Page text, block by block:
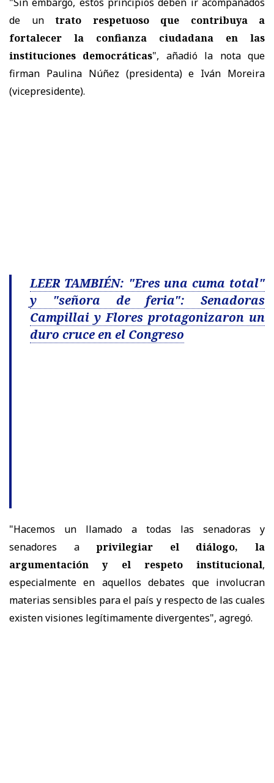
de un trato respetuoso que contribuya a
fortalecer la confianza ciudadana en las
instituciones democráticas", añadió la nota que
firman Paulina Núñez (presidenta) e Iván Moreira
(vicepresidente).
LEER TAMBIÉN: "Eres una cuma total"
y "señora de feria": Senadoras
Campillai y Flores protagonizaron un
duro cruce en el Congreso
"Hacemos un llamado a todas las senadoras y
senadores aprivilegiar el diálogo, la
argumentación y el respeto institucional,
especialmente en aquellos debates que involucran
materias sensibles para el país y respecto de las cuales
existen visiones legítimamente divergentes", agregó.